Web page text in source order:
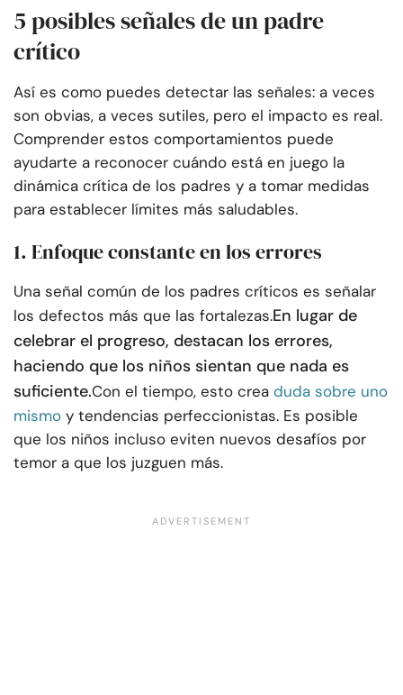
5 posibles señales de un padre
crítico
Así es como puedes detectar las señales: a veces
son obvias, a veces sutiles, pero el impacto es real.
Comprender estos comportamientos puede
ayudarte a reconocer cuándo está en juego la
dinámica crítica de los padres y a tomar medidas
para establecer límites más saludables.
1. Enfoque constante en los errores
Una señal común de los padres críticos es señalar
los defectos más que las fortalezas.En lugar de
celebrar el progreso, destacan los errores,
haciendo que los niños sientan que nada es
suficiente.Con el tiempo, esto crea duda sobre uno
mismo y tendencias perfeccionistas. Es posible
que los niños incluso eviten nuevos desafíos por
temor a que los juzguen más.